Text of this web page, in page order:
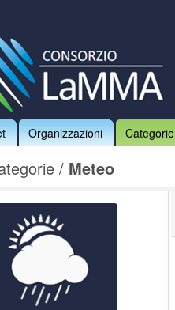
Organizzazioni Categorie
Meteo